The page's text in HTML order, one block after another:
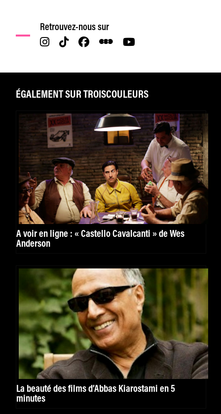
Retrouvez-nous sur
ÉGALEMENT SUR TROISCOULEURS
A voir en ligne : « Castello Cavalcanti » de Wes
Anderson
La beauté des films d’Abbas Kiarostami en 5
minutes